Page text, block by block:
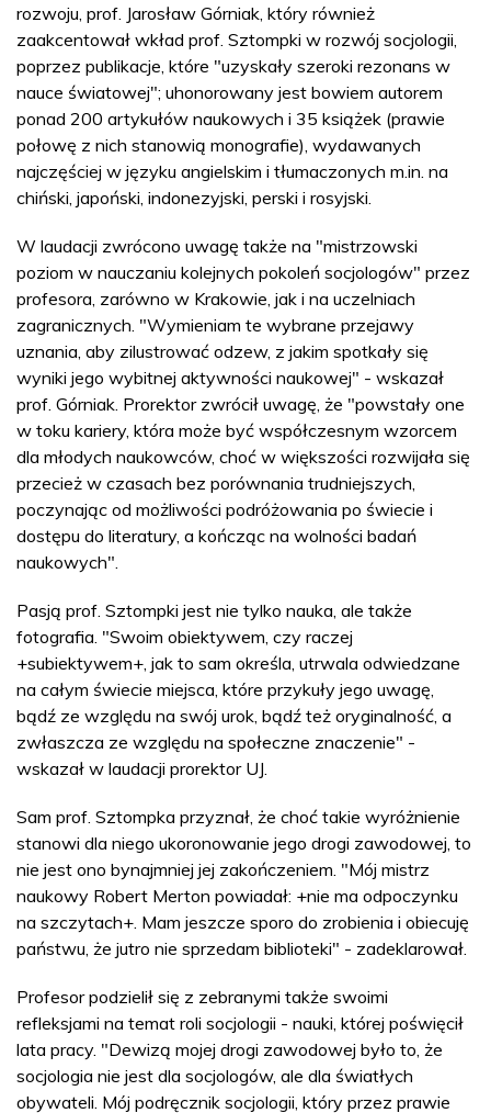
rozwoju, prof. Jarosław Górniak, który również
zaakcentował wkład prof. Sztompki w rozwój socjologii,
poprzez publikacje, które "uzyskały szeroki rezonans w
nauce światowej"; uhonorowany jest bowiem autorem
ponad 200 artykułów naukowych i 35 książek (prawie
połowę z nich stanowią monografie), wydawanych
najczęściej w języku angielskim i tłumaczonych m.in. na
chiński, japoński, indonezyjski, perski i rosyjski.
W laudacji zwrócono uwagę także na "mistrzowski
poziom w nauczaniu kolejnych pokoleń socjologów" przez
profesora, zarówno w Krakowie, jak i na uczelniach
zagranicznych. "Wymieniam te wybrane przejawy
uznania, aby zilustrować odzew, z jakim spotkały się
wyniki jego wybitnej aktywności naukowej" - wskazał
prof. Górniak. Prorektor zwrócił uwagę, że "powstały one
w toku kariery, która może być współczesnym wzorcem
dla młodych naukowców, choć w większości rozwijała się
przecież w czasach bez porównania trudniejszych,
poczynając od możliwości podróżowania po świecie i
dostępu do literatury, a kończąc na wolności badań
naukowych".
Pasją prof. Sztompki jest nie tylko nauka, ale także
fotografia. "Swoim obiektywem, czy raczej
+subiektywem+, jak to sam określa, utrwala odwiedzane
na całym świecie miejsca, które przykuły jego uwagę,
bądź ze względu na swój urok, bądź też oryginalność, a
zwłaszcza ze względu na społeczne znaczenie" -
wskazał w laudacji prorektor UJ.
Sam prof. Sztompka przyznał, że choć takie wyróżnienie
stanowi dla niego ukoronowanie jego drogi zawodowej, to
nie jest ono bynajmniej jej zakończeniem. "Mój mistrz
naukowy Robert Merton powiadał: +nie ma odpoczynku
na szczytach+. Mam jeszcze sporo do zrobienia i obiecuję
państwu, że jutro nie sprzedam biblioteki" - zadeklarował.
Profesor podzielił się z zebranymi także swoimi
refleksjami na temat roli socjologii - nauki, której poświęcił
lata pracy. "Dewizą mojej drogi zawodowej było to, że
socjologia nie jest dla socjologów, ale dla światłych
obywateli. Mój podręcznik socjologii, który przez prawie